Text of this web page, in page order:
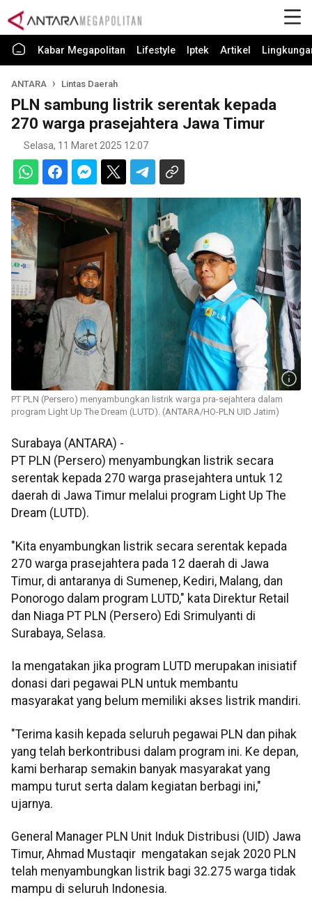
Kabar Megapolitan Lifestyle Iptek Artikel
ANTARA Lintas Daerah
PLN sambung listrik serentak kepada
270 warga prasejahtera Jawa Timur
Selasa, 11 Maret 2025 12:07
PT PLN (Persero) menyambungkan listrik warga pra-sejahtera dalam
program Light Up The Dream (LUTD). (ANTARA/HO-PLN UID Jatim)
Surabaya (ANTARA) -
PT PLN (Persero) menyambungkan listrik secara
serentak kepada 270 warga prasejahtera untuk 12
daerah di Jawa Timur melalui program Light Up The
Dream (LUTD).
"Kita enyambungkan listrik secara serentak kepada
270 warga prasejahtera pada 12 daerah di Jawa
Timur, di antaranya di Sumenep, Kediri, Malang, dan
Ponorogo dalam program LUTD," kata Direktur Retail
dan Niaga PT PLN (Persero) Edi Srimulyanti di
Surabaya, Selasa.
Ia mengatakan jika program LUTD merupakan inisiatif
donasi dari pegawai PLN untuk membantu
masyarakat yang belum memiliki akses listrik mandiri.
"Terima kasih kepada seluruh pegawai PLN dan pihak
yang telah berkontribusi dalam program ini. Ke depan,
kami berharap semakin banyak masyarakat yang
mampu turut serta dalam kegiatan berbagi ini,"
ujarnya.
General Manager PLN Unit Induk Distribusi (UID) Jawa
Timur, Ahmad Mustaqir mengatakan sejak 2020 PLN
telah menyambungkan listrik bagi 32.275 warga tidak
mampu di seluruh Indonesia.